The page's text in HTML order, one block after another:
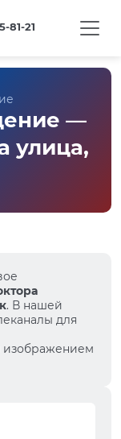
81-21
—
улица,
. В нашей
для
изображением